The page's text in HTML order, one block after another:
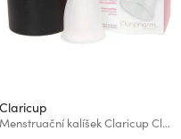
Claricup
Menstruační kalíšek Claricup Clear 1